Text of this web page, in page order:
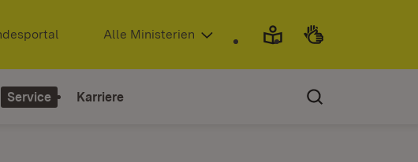
(Öffnet in neuem Fenster)
Alle Ministerien
Service Karriere